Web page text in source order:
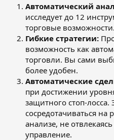
Автоматический
исследует до 12
торговые возможности.
Гибкие стратегии:
возможность как
торговли. Вы сами
более удобен.
Автоматические
при достижении
защитного стоп-лосса.
сосредотачиваться на
анализе, не
управление.